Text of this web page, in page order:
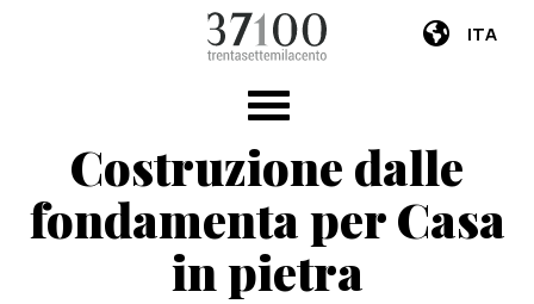
ITA
Costruzione dalle
fondamenta per Casa
in pietra